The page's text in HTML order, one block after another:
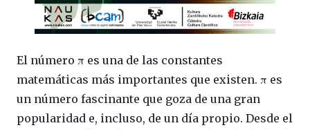
El número π es una de las constantes
matemáticas más importantes que existen. π es
un número fascinante que goza de una gran
popularidad e, incluso, de un día propio. Desde el